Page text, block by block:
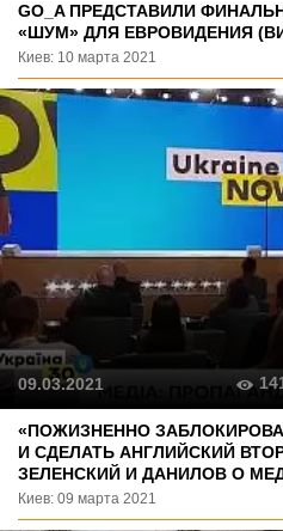
GO_A ПРЕДСТАВИЛИ
«ШУМ» ДЛЯ ЕВРОВИДЕНИЯ
Киев: 10 марта 2021
«ПОЖИЗНЕННО
И СДЕЛАТЬ АНГЛИЙСКИЙ
ЗЕЛЕНСКИЙ И ДАНИЛОВ О
Киев: 09 марта 2021
09.03.2021